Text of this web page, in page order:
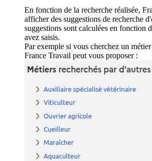
En fonction de la recherche réalisée,
afficher des suggestions de recherche
suggestions sont calculées en fonction
avez saisis.
Par exemple si vous cherchez un
France Travail peut vous proposer :